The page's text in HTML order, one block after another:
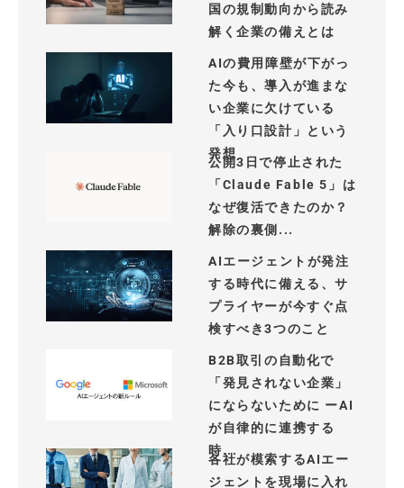
国の規制動向から読み
解く企業の備えとは
AIの費用障壁が下がっ
た今も、導入が進まな
い企業に欠けている
「入り口設計」という
発想
公開3日で停止された
「Claude Fable 5」は
なぜ復活できたのか？
解除の裏側...
AIエージェントが発注
する時代に備える、サ
プライヤーが今すぐ点
検すべき3つのこと
B2B取引の自動化で
「発見されない企業」
にならないために ーAI
が自律的に連携する
時...
各社が模索するAIエー
ジェントを現場に入れ